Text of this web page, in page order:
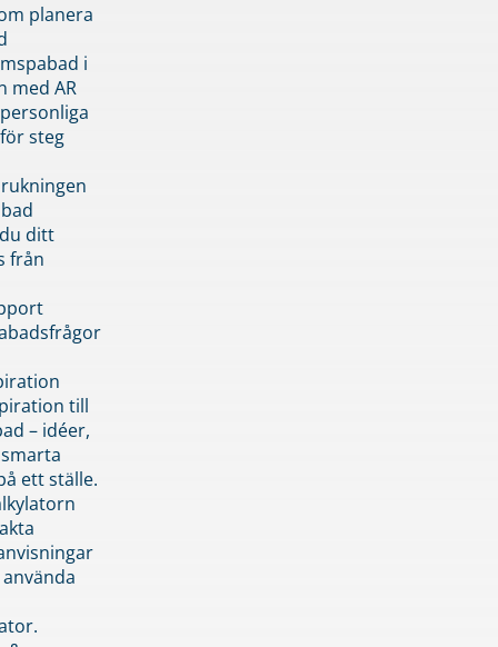
planera
i
med AR
steg
ditt
från
till
– idéer,
ett ställe.